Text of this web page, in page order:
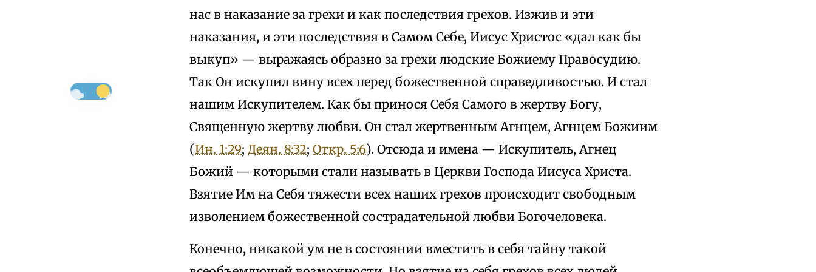
нас в наказание за грехи и как последствия грехов. Изжив и эти
наказания, и эти последствия в Самом Себе, Иисус Христос «дал как бы
выкуп» — выражаясь образно за грехи людские Божиему Правосудию.
Так Он искупил вину всех перед божественной справедливостью. И стал
нашим Искупителем. Как бы принося Себя Самого в жертву Богу,
Священную жертву любви. Он стал жертвенным Агнцем, Агнцем Божиим
(Ин. 1:29; Деян. 8:32; Откр. 5:6). Отсюда и имена — Искупитель, Агнец
Божий — которыми стали называть в Церкви Господа Иисуса Христа.
Взятие Им на Себя тяжести всех наших грехов происходит свободным
изволением божественной сострадательной любви Богочеловека.
Конечно, никакой ум не в состоянии вместить в себя тайну такой